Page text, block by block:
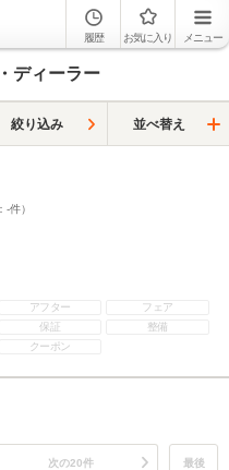
履歴 お気に入り メニュー
ディーラー
絞り込み 並べ替え
-件）
アフター
フェア
保証
整備
クーポン
次の20件 最後